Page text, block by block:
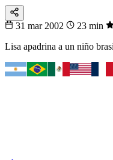
31 mar 2002 23 min
Lisa apadrina a un niño